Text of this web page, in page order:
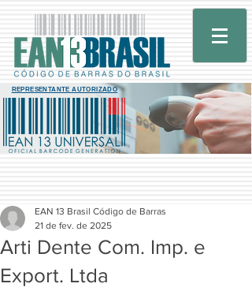
REPRESENTANTE AUTORIZADO
Arti Dente Com. Imp. e
Export. Ltda
EAN 13 Brasil Código de Barras
21 de fev. de 2025